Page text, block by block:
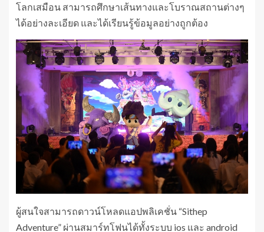
โลกเสมือน สามารถศึกษาเส้นทางและโบราณสถานต่างๆ
ได้อย่างละเอียด และได้เรียนรู้ข้อมูลอย่างถูกต้อง
ผู้สนใจสามารถดาวน์โหลดแอปพลิเคชั่น “Sithep
Adventure” ผ่านสมาร์ทโฟนได้ทั้งระบบ ios และ android